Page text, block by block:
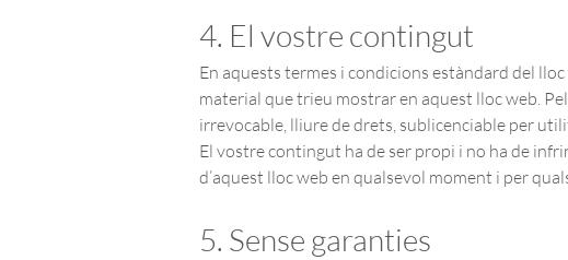
4. El vostre contingut
En aquests termes i condicions estàndard del
material que trieu mostrar en aquest lloc web.
irrevocable, lliure de drets, sublicenciable per
El vostre contingut ha de ser propi i no ha de
d’aquest lloc web en qualsevol moment i per
5. Sense garanties